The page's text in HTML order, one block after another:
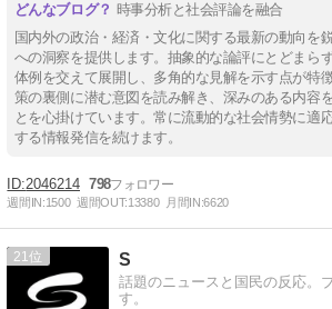
時事分析と社会評論を融合
国内外の政治・経済・文化に関する最新の動向を
への洞察を提供します。抽象的な論評にとどまら
体例を交えて展開し、多角的な見解を示す点が特
策の裏側に潜む意図を読み解き、深みのある内容
とを心掛けています。常に流動的な社会情勢に適
する情報発信を続けます。
2046214 798
週間IN:1500 週間OUT:13380 月間IN:6620
21 S
話題のニュースと国民の反応。
す。